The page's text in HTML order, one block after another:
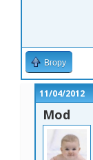
Вгору
11/04/2012
Mod